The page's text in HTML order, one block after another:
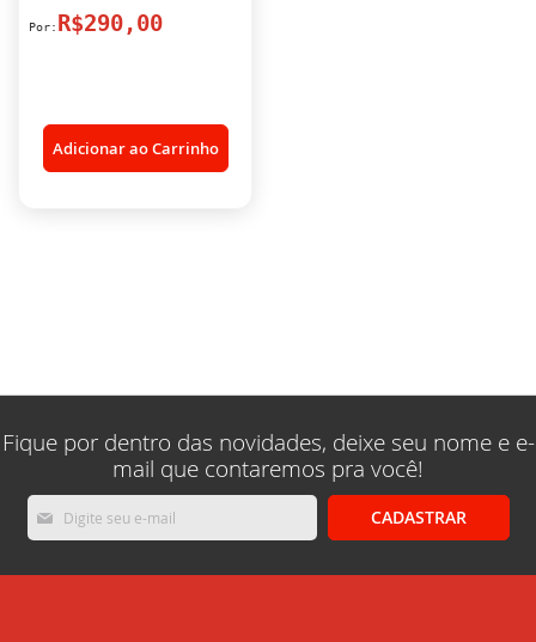
R$290,00
Adicionar ao Carrinho
Fique por dentro das novidades, deixe seu nome e e-
mail que contaremos pra você!
Inscreva-
se
nossa
CADASTRAR